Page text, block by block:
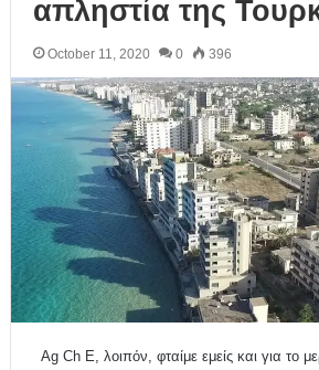
απληστία της
October 11, 2020 0 396
Ag Ch Ε, λοιπόν, φταίμε εμείς και για το